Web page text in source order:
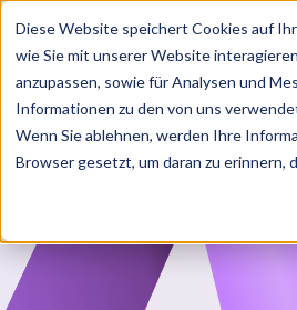
Diese Website speichert Cookies auf
wie Sie mit unserer Website
anzupassen, sowie für Analysen und
Informationen zu den von uns
Wenn Sie ablehnen, werden Ihre
Browser gesetzt, um daran zu